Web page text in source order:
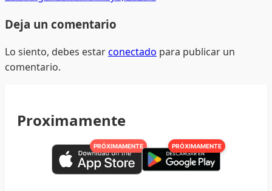
Deja un comentario
Lo siento, debes estarconectado para publicar un
comentario.
Proximamente
PRÓXIMAMENTE PRÓXIMAMENTE